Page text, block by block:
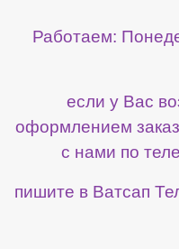
Работаем:
если у Вас
оформлением
с нами по
пишите в Ватсап